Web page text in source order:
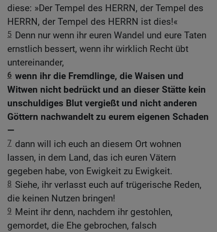
diese: »Der Tempel des HERRN, der Tempel des
HERRN, der Tempel des HERRN ist dies!«
5 Denn nur wenn ihr euren Wandel und eure Taten
ernstlich bessert, wenn ihr wirklich Recht übt
untereinander,
6 wenn ihr die Fremdlinge, die Waisen und
Witwen nicht bedrückt und an dieser Stätte kein
unschuldiges Blut vergießt und nicht anderen
Göttern nachwandelt zu eurem eigenen Schaden
—
7 dann will ich euch an diesem Ort wohnen
lassen, in dem Land, das ich euren Vätern
gegeben habe, von Ewigkeit zu Ewigkeit.
8 Siehe, ihr verlasst euch auf trügerische Reden,
die keinen Nutzen bringen!
9 Meint ihr denn, nachdem ihr gestohlen,
gemordet, die Ehe gebrochen, falsch